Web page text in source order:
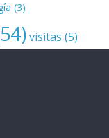
(3)
visitas (5)